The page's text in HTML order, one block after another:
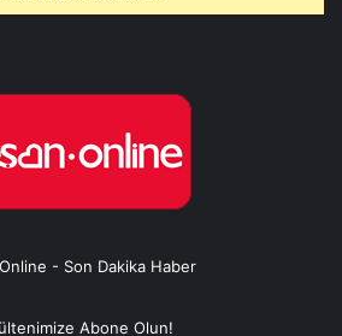
- Son Dakika Haber
Abone Olun!